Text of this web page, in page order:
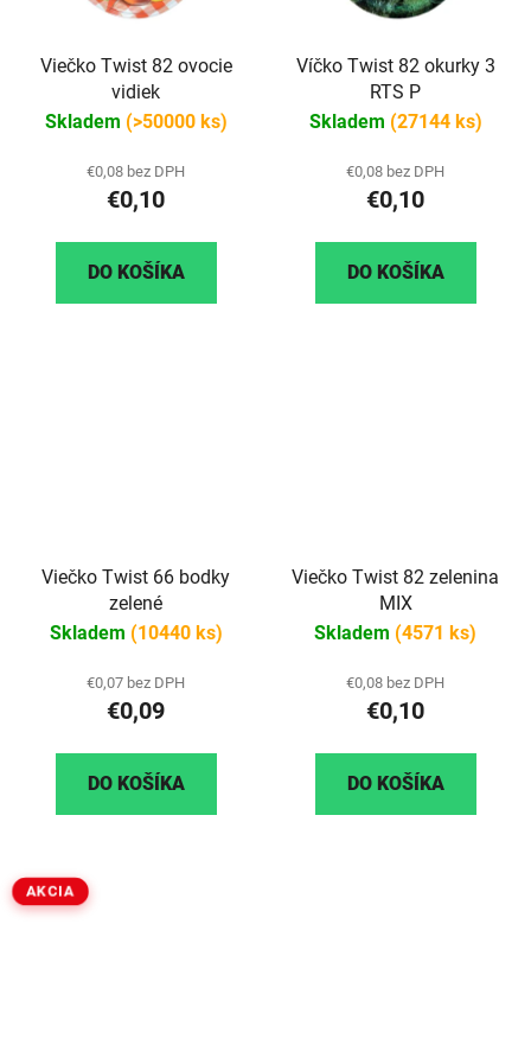
Viečko Twist 82 ovocie
vidiek
Skladem (>50000 ks)
€0,08 bez DPH
€0,10
DO KOŠÍKA
Víčko Twist 82 okurky 3
RTS P
Skladem (27144 ks)
€0,08 bez DPH
€0,10
DO KOŠÍKA
Viečko Twist 66 bodky
zelené
Skladem (10440 ks)
€0,07 bez DPH
€0,09
DO KOŠÍKA
Viečko Twist 82 zelenina
MIX
Skladem (4571 ks)
€0,08 bez DPH
€0,10
DO KOŠÍKA
AKCIA